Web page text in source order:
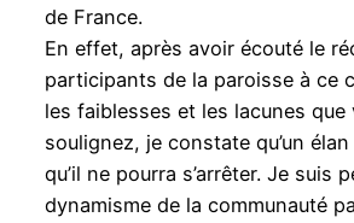
de France.
En effet, après avoir écouté le
participants de la paroisse à ce
les faiblesses et les lacunes que
soulignez, je constate qu’un
qu’il ne pourra s’arrêter. Je suis
dynamisme de la communauté